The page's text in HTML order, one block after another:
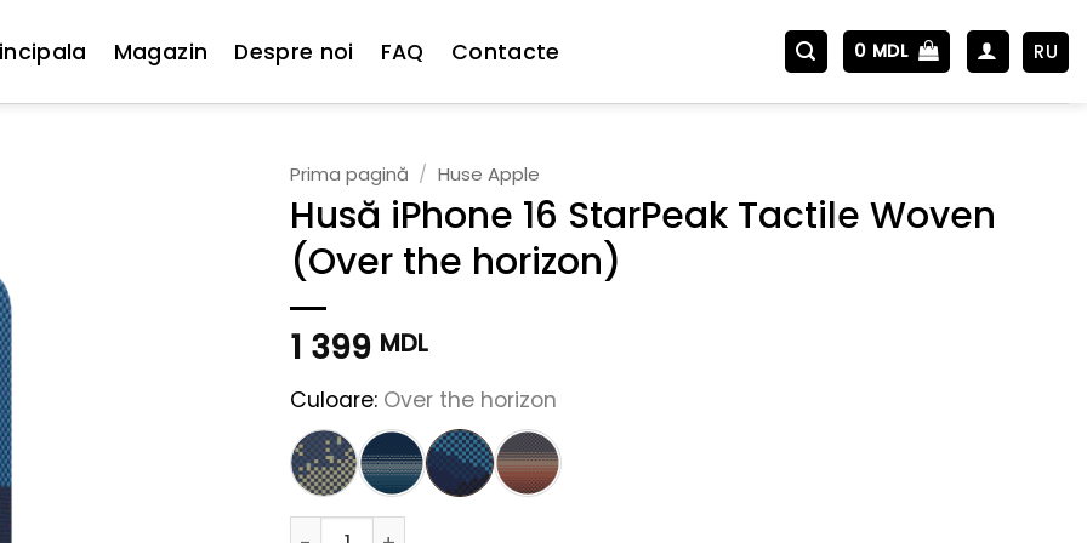
Magazin Despre noi FAQ Contacte 0 MDL RU
Prima pagină / Huse Apple
Husă iPhone 16 StarPeak Tactile Woven
(Over the horizon)
1 399 MDL
Culoare: Over the horizon
Cantitate Husă iPhone 16 StarPeak Tactile Woven (Over the horizon)